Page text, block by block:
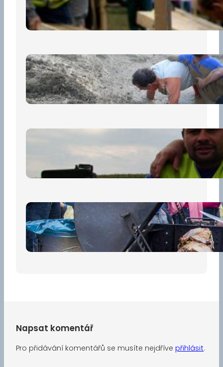
13 července, 2026
„Prase za prase“: Kdo doběhne
první, vyhraje!
30 června, 2026
Bezpečnost na prvním místě
15 května, 2026
Pro diváky
30 dubna, 2026
Napsat komentář
Pro přidávání komentářů se musíte nejdříve přihlásit.